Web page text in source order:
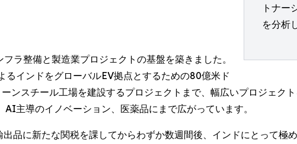
トナー
を分析
ラ整備と製造業プロジェクトの基盤を築きました。
インドをグローバルEV拠点とするための80億米ド
ンスチール工場を建設するプロジェクトまで、幅広いプロジェク
主導のイノベーション、医薬品にまで広がっています。
品に新たな関税を課してからわずか数週間後、インドにとって極